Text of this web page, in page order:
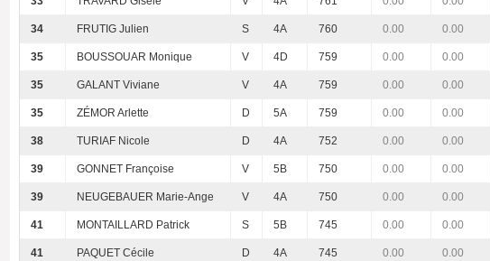
34 FRUTIG Julien S 4A 760 0.00 0.00
35 BOUSSOUAR Monique V 4D 759 0.00 0.00
35 GALANT Viviane V 4A 759 0.00 0.00
35 ZÉMOR Arlette D 5A 759 0.00 0.00
38 TURIAF Nicole D 4A 752 0.00 0.00
39 GONNET Françoise V 5B 750 0.00 0.00
39 NEUGEBAUER Marie-Ange V 4A 750 0.00 0.00
41 MONTAILLARD Patrick S 5B 745 0.00 0.00
41 PAQUET Cécile D 4A 745 0.00 0.00